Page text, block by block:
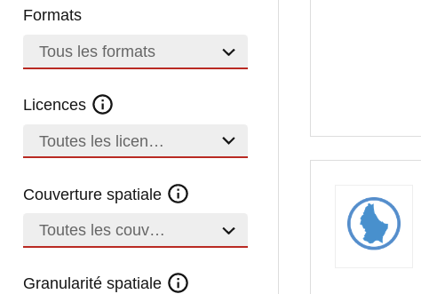
Formats
Tous les formats
Licences
Toutes les licences
Couverture spatiale
Toutes les couvertures
Granularité spatiale